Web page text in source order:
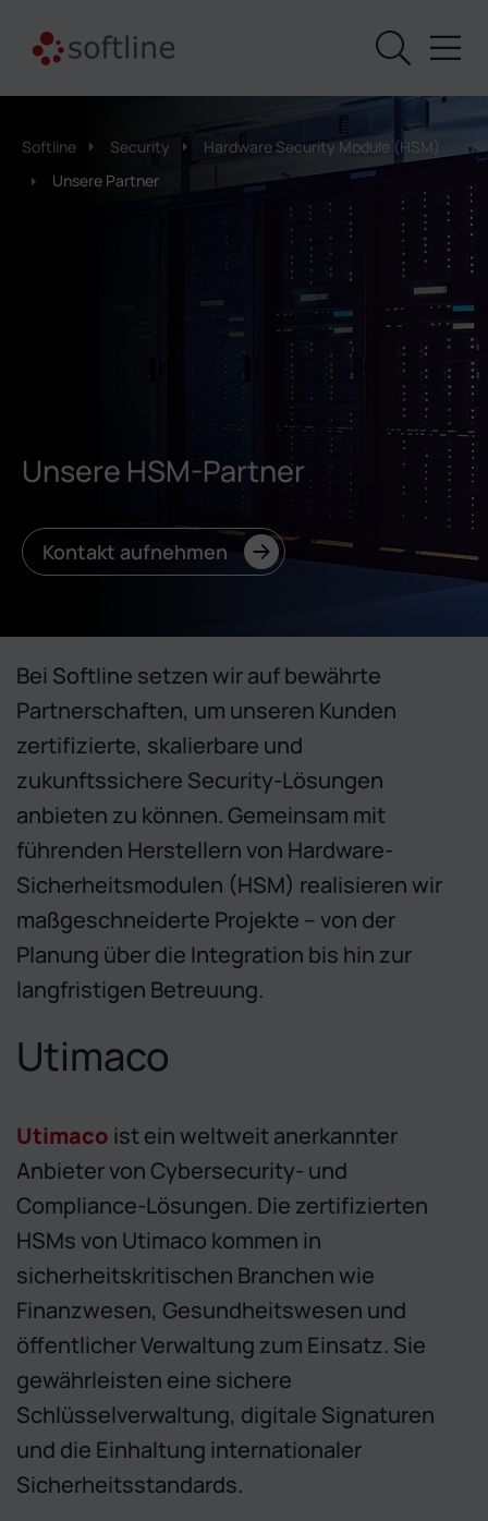
Softline Security
Hardware Security Module (HSM)
Unsere Partner
Unsere HSM-Partner
Kontakt aufnehmen
Bei Softline setzen wir auf bewährte
Partnerschaften, um unseren Kunden
zertifizierte, skalierbare und
zukunftssichere Security-Lösungen
anbieten zu können. Gemeinsam mit
führenden Herstellern von Hardware-
Sicherheitsmodulen (HSM) realisieren wir
maßgeschneiderte Projekte – von der
Planung über die Integration bis hin zur
langfristigen Betreuung.
Utimaco
Utimaco ist ein weltweit anerkannter
Anbieter von Cybersecurity- und
Compliance-Lösungen. Die zertifizierten
HSMs von Utimaco kommen in
sicherheitskritischen Branchen wie
Finanzwesen, Gesundheitswesen und
öffentlicher Verwaltung zum Einsatz. Sie
gewährleisten eine sichere
Schlüsselverwaltung, digitale Signaturen
und die Einhaltung internationaler
Sicherheitsstandards.